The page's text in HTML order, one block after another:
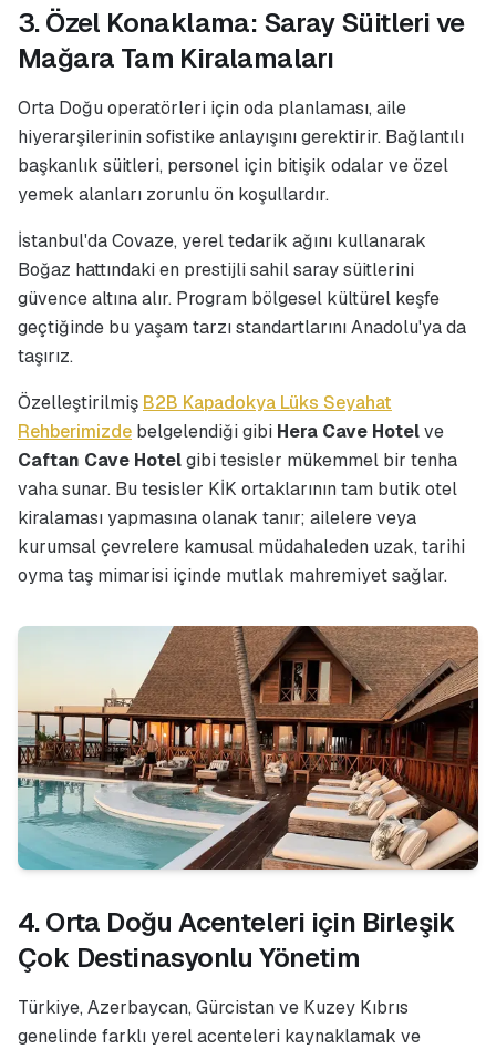
3. Özel Konaklama: Saray Süitleri ve
Mağara Tam Kiralamaları
Orta Doğu operatörleri için oda planlaması, aile
hiyerarşilerinin sofistike anlayışını gerektirir. Bağlantılı
başkanlık süitleri, personel için bitişik odalar ve özel
yemek alanları zorunlu ön koşullardır.
İstanbul'da Covaze, yerel tedarik ağını kullanarak
Boğaz hattındaki en prestijli sahil saray süitlerini
güvence altına alır. Program bölgesel kültürel keşfe
geçtiğinde bu yaşam tarzı standartlarını Anadolu'ya da
taşırız.
Özelleştirilmiş B2B Kapadokya Lüks Seyahat
Rehberimizde belgelendiği gibi Hera Cave Hotelve
Caftan Cave Hotelgibi tesisler mükemmel bir tenha
vaha sunar. Bu tesisler KİK ortaklarının tam butik otel
kiralaması yapmasına olanak tanır; ailelere veya
kurumsal çevrelere kamusal müdahaleden uzak, tarihi
oyma taş mimarisi içinde mutlak mahremiyet sağlar.
4. Orta Doğu Acenteleri için Birleşik
Çok Destinasyonlu Yönetim
Türkiye, Azerbaycan, Gürcistan ve Kuzey Kıbrıs
genelinde farklı yerel acenteleri kaynaklamak ve